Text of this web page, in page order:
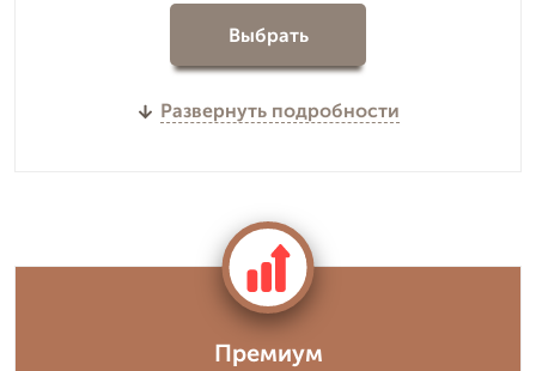
Выбрать
Развернуть подробности
Премиум